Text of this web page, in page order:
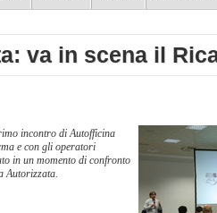
va in scena il
incontro di Autofficina
e con gli operatori
in un momento di confronto
Autorizzata.